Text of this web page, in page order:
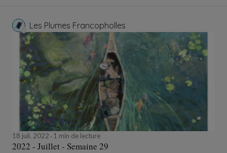
Les Plumes Francopholles
18 juil. 2022 1 min de lecture
2022 - Juillet - Semaine 29